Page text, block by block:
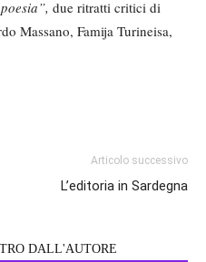
due ritratti critici di
Massano, Famija Turineisa,
Articolo successivo
L’editoria in Sardegna
DALL'AUTORE